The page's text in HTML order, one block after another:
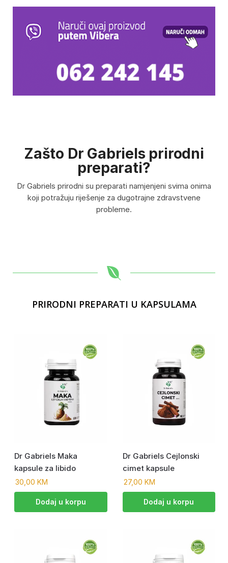
Zašto Dr Gabriels prirodni
preparati?
Dr Gabriels prirodni su preparati namjenjeni svima onima
koji potražuju riješenje za dugotrajne zdravstvene
probleme.
PRIRODNI PREPARATI U KAPSULAMA
Dr Gabriels Maka
kapsule za libido
30,00 KM
Dodaj u korpu
Dr Gabriels Cejlonski
cimet kapsule
27,00 KM
Dodaj u korpu